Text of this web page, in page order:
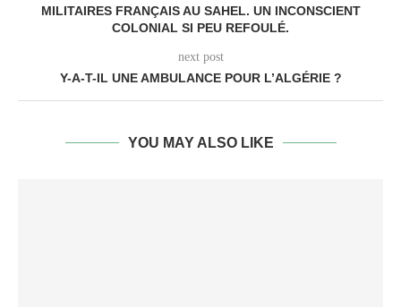
MILITAIRES FRANÇAIS AU SAHEL. UN INCONSCIENT
COLONIAL SI PEU REFOULÉ.
next post
Y-A-T-IL UNE AMBULANCE POUR L’ALGÉRIE ?
YOU MAY ALSO LIKE